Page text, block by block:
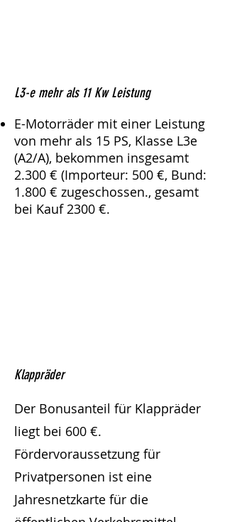
L3-e mehr als 11 Kw Leistung
E-Motorräder mit einer Leistung
von mehr als 15 PS, Klasse L3e
(A2/A), bekommen insgesamt
2.300 € (Importeur: 500 €, Bund:
1.800 € zugeschossen., gesamt
bei Kauf 2300 €.
Klappräder
Der Bonusanteil für Klappräder
liegt bei 600 €.
Fördervoraussetzung für
Privatpersonen ist eine
Jahresnetzkarte für die